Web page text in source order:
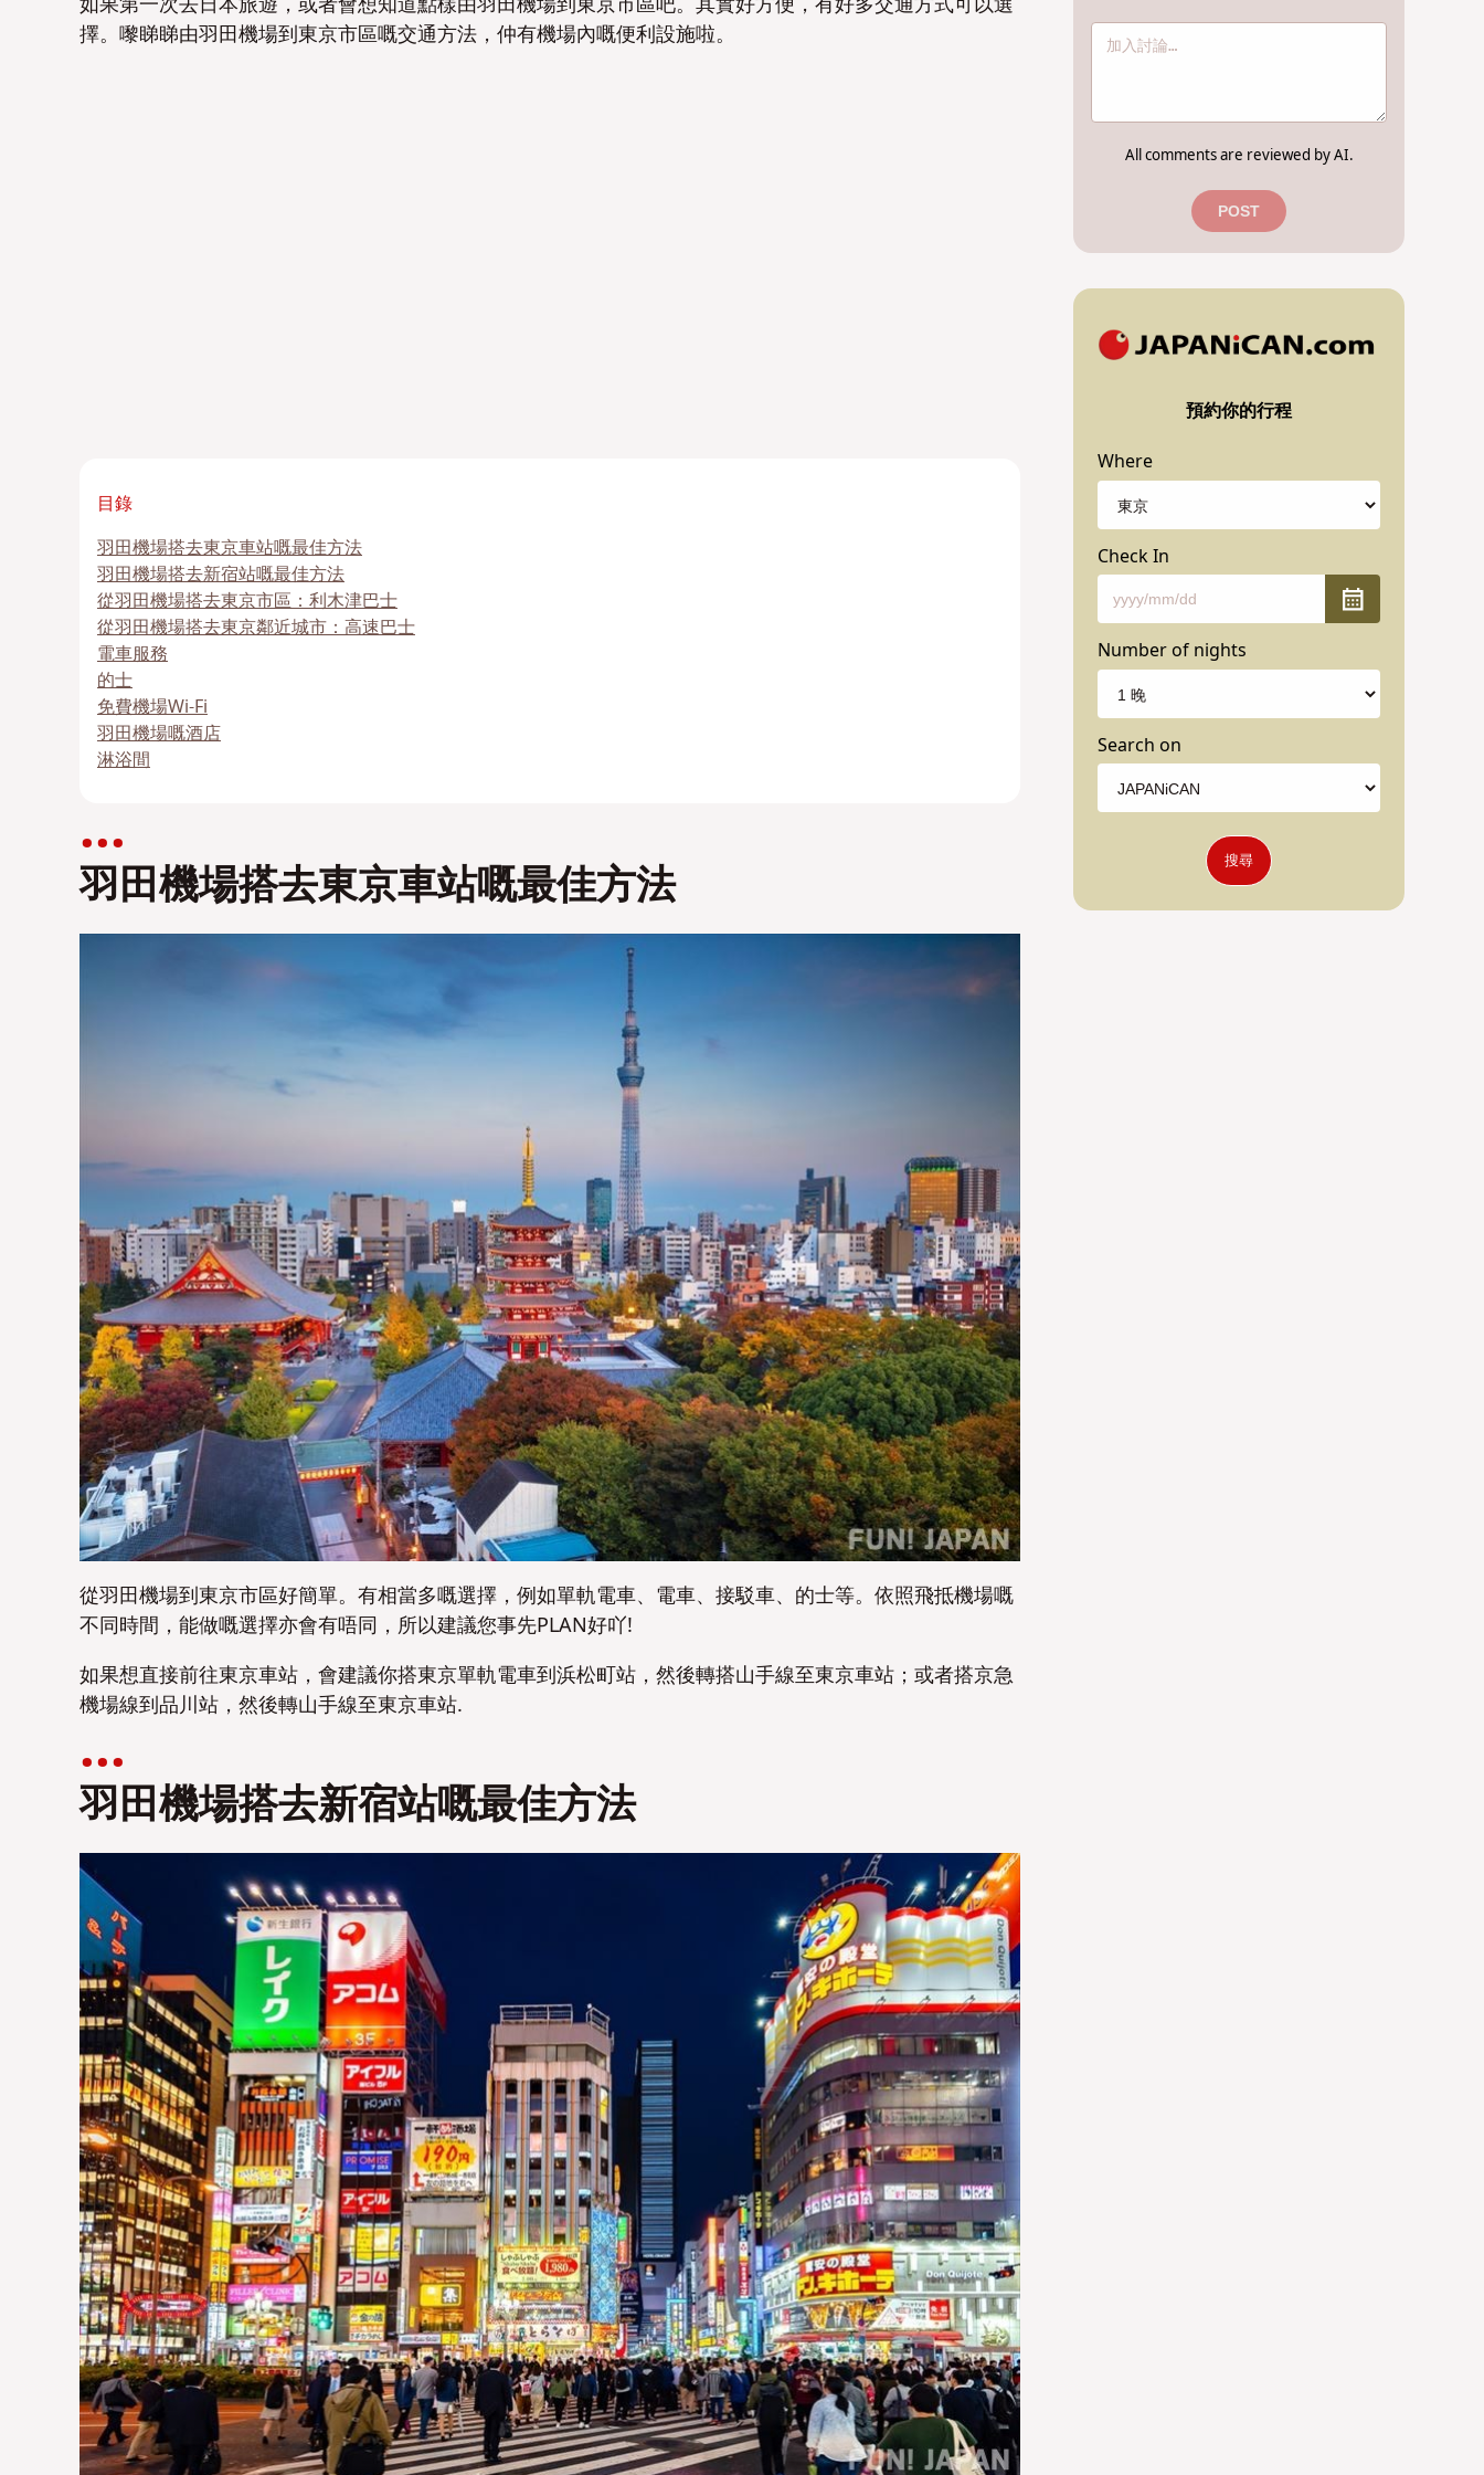
擇。嚟睇睇由羽田機場到東京市區嘅交通方法，仲有機場內嘅便利設施啦。
目錄
羽田機場搭去東京車站嘅最佳方法
羽田機場搭去新宿站嘅最佳方法
從羽田機場搭去東京市區：利木津巴士
從羽田機場搭去東京鄰近城市：高速巴士
電車服務
的士
免費機場Wi-Fi
羽田機場嘅酒店
淋浴間
羽田機場搭去東京車站嘅最佳方法
從羽田機場到東京市區好簡單。有相當多嘅選擇，例如單軌電車、電車、接駁車、的士等。依照飛抵機場嘅
不同時間，能做嘅選擇亦會有唔同，所以建議您事先PLAN好吖!
如果想直接前往東京車站，會建議你搭東京單軌電車到浜松町站，然後轉搭山手線至東京車站；或者搭京急
機場線到品川站，然後轉山手線至東京車站.
羽田機場搭去新宿站嘅最佳方法
All comments are reviewed by AI.
POST
否 是
否 是
預約你的行程
Where
Check In
Number of nights
Search on
搜尋